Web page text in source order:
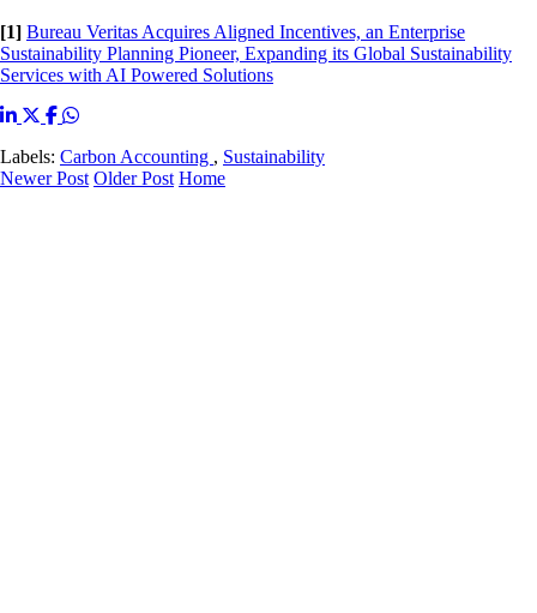
[1] Bureau Veritas Acquires Aligned Incentives, an Enterprise
Sustainability Planning Pioneer, Expanding its Global Sustainability
Services with AI Powered Solutions
Labels: Carbon Accounting , Sustainability
Newer Post Older Post Home